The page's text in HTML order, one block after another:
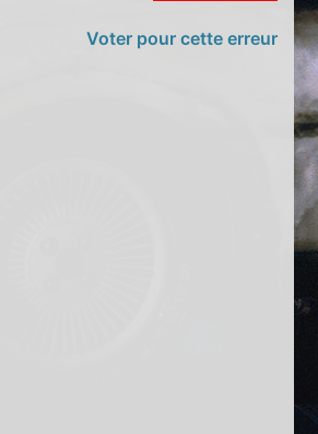
Voter pour cette erreur